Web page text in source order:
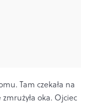
Tam czekała na
oka. Ojciec